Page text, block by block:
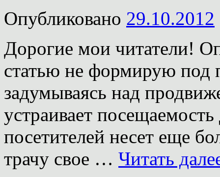
Опубликовано 29.10.2012
Дорогие мои читатели!
статью не формирую под
задумываясь над
устраивает
посетителей несет еще
трачу свое … Читать